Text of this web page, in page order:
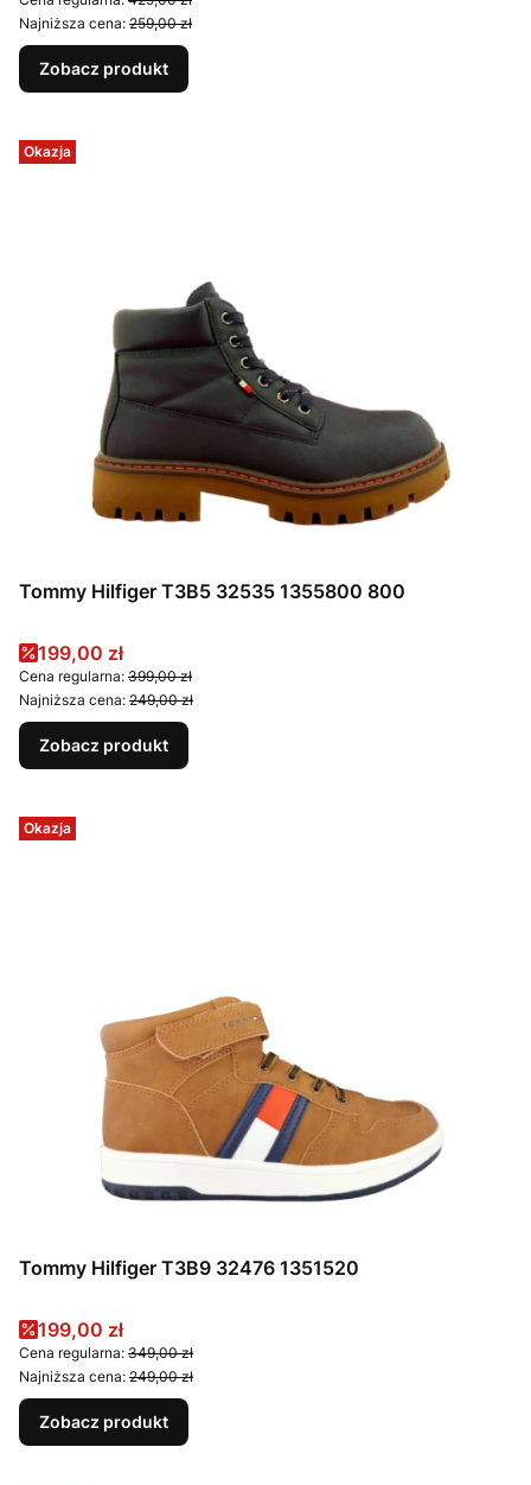
Najniższa cena: 259,00 zł
Zobacz produkt
Okazja
Tommy Hilfiger T3B5 32535 1355800 800
Cena promocyjna
199,00 zł
Cena regularna: 399,00 zł
Najniższa cena: 249,00 zł
Zobacz produkt
Okazja
Tommy Hilfiger T3B9 32476 1351520
Cena promocyjna
199,00 zł
Cena regularna: 349,00 zł
Najniższa cena: 249,00 zł
Zobacz produkt